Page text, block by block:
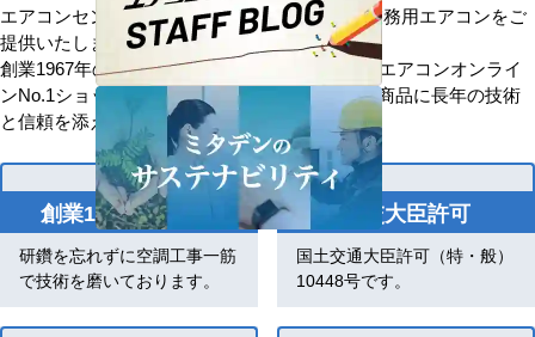
エアコンセンターACはお客様に安心を添えて業務用エアコンをご
提供いたします。
創業1967年の歴史を持つ、信頼と安心の業務用エアコンオンライ
ンNo.1ショップです。「お客様を大切に」優良商品に長年の技術
と信頼を添え、感動価格でお応えします。
創業1967年の歴史
研鑽を忘れずに空調工事一筋
で技術を磨いております。
国交大臣許可
国土交通大臣許可（特・般）
10448号です。